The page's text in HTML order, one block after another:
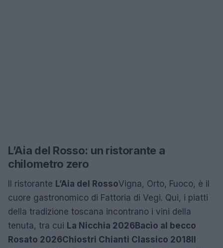
L’Aia del Rosso: un ristorante a
chilometro zero
Il ristorante L’Aia del RossoVigna, Orto, Fuoco, è il
cuore gastronomico di Fattoria di Vegi. Qui, i piatti
della tradizione toscana incontrano i vini della
tenuta, tra cui La Nicchia 2026Bacìo al becco
Rosato 2026Chiostri Chianti Classico 2018